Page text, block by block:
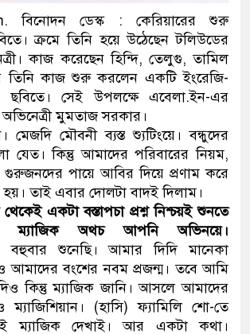
মাদক কারবারি গ্রেফতার
২৮ লাখ টাকার জাল নোটসহ
থানা পুলিশ
যেকোনো সময় বেনজীরের প্রত্যাবর্তন
নেতৃত্ব ও গণতন্ত্রের মূর্তমান প্রতীক
বিনোদন ডেস্ক : কেরিয়ারের শুরু
ক্রমে তিনি হয়ে উঠেছেন টলিউডের
কাজ করেছেন হিন্দি, তেলুগু, তামিল
তিনি কাজ শুরু করলেন একটি ইংরেজি-
ছবিতে। সেই উপলক্ষে এবেলা.ইন-এর
মুমতাজ সরকার।
মেজদি মৌবনী ব্যস্ত শ্যুটিংয়ে। বন্ধুদের
যেত। কিন্তু আমাদের পরিবারের নিয়ম,
গুরুজনদের পায়ে আবির দিয়ে প্রণাম করে
তাই এবার দোলটা বাদই দিলাম।
একটা বস্তাপচা প্রশ্ন নিশ্চয়ই শুনতে
ম্যাজিক অথচ আপনি অভিনয়ে।
শুনেছি। আমার দিদি মানেকা
আমাদের বংশের নবম প্রজন্ম। তবে আমি
কিন্তু ম্যাজিক জানি। আসলে আমাদের
ম্যাজিশিয়ান। (হাসি) ফ্যামিলি শো-তে
ম্যাজিক দেখাই। আর একটা কথা।